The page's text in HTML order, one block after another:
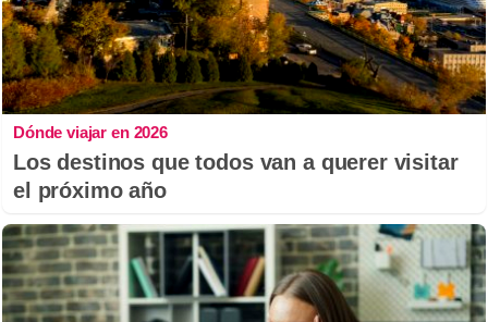
Dónde viajar en 2026
Los destinos que todos van a querer visitar
el próximo año